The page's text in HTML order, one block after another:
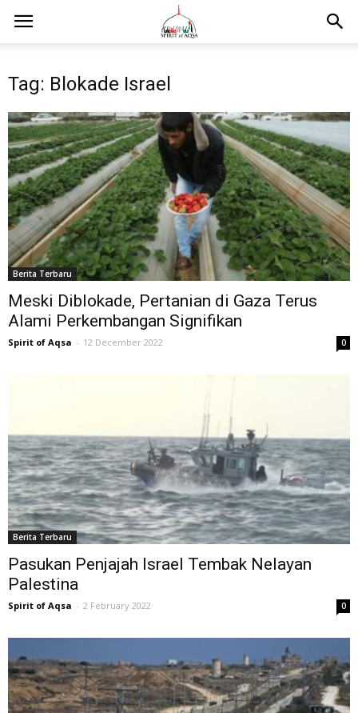
Tag: Blokade Israel
Berita Terbaru
Meski Diblokade, Pertanian di Gaza Terus
Alami Perkembangan Signifikan
Spirit of Aqsa - 12 December 2022 0
Berita Terbaru
Pasukan Penjajah Israel Tembak Nelayan
Palestina
Spirit of Aqsa - 2 February 2022 0